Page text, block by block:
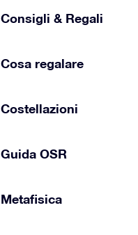
Consigli & Regali
Cosa regalare
Costellazioni
Guida OSR
Metafisica